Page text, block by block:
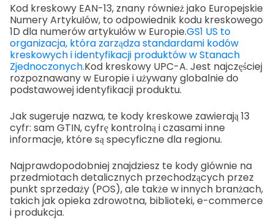
Kod kreskowy EAN-13, znany również jako Europejskie
Numery Artykułów, to odpowiednik kodu kreskowego
1D dla numerów artykułów w Europie.GS1 US to
organizacja, która zarządza standardami kodów
kreskowych i identyfikacji produktów w Stanach
Zjednoczonych.Kod kreskowy UPC-A. Jest najczęściej
rozpoznawany w Europie i używany globalnie do
podstawowej identyfikacji produktu.
Jak sugeruje nazwa, te kody kreskowe zawierają 13
cyfr: sam GTIN, cyfrę kontrolną i czasami inne
informacje, które są specyficzne dla regionu.
Najprawdopodobniej znajdziesz te kody głównie na
przedmiotach detalicznych przechodzących przez
punkt sprzedaży (POS), ale także w innych branżach,
takich jak opieka zdrowotna, biblioteki, e-commerce
i produkcja.